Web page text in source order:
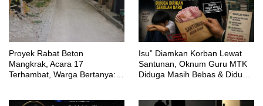
Proyek Rabat Beton
Mangkrak, Acara 17
Terhambat, Warga Bertanya:
‎Isu” Diamkan Korban Lewat
Santunan, Oknum Guru MTK
Diduga Masih Bebas & Diduga